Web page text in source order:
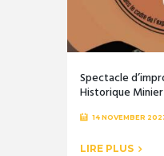
Spectacle
Historique Minier
14 NOVEMBER
LIRE PLUS